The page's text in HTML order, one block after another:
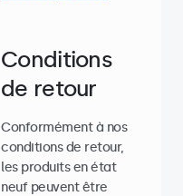
Conditions
de retour
Conformément à nos
conditions de retour,
les produits en état
neuf peuvent être